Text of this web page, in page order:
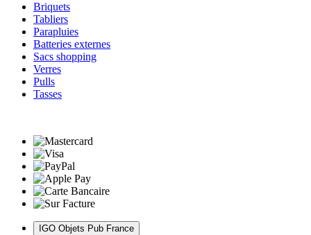
Briquets
Tabliers
Parapluies
Batteries externes
Sacs shopping
Verres
Pulls
Tasses
IGO Objets Pub France